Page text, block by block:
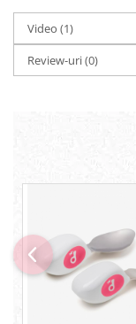
Video (1)
Review-uri(0)